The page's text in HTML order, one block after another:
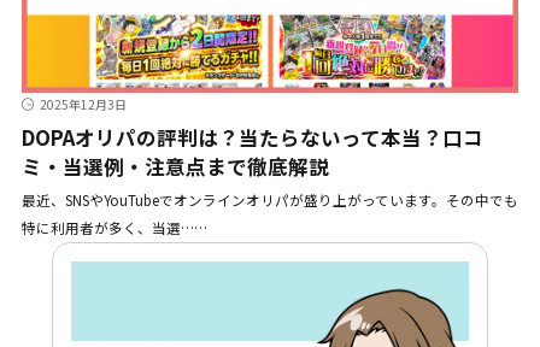
2025年12月3日
DOPAオリパの評判は？当たらないって本当？口コ
ミ・当選例・注意点まで徹底解説
最近、SNSやYouTubeでオンラインオリパが盛り上がっています。その中でも
特に利用者が多く、当選……